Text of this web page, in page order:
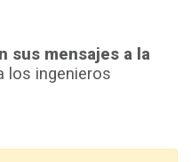
sus mensajes a la
los ingenieros